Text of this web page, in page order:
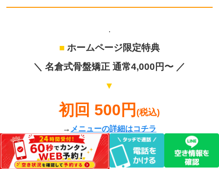
.
■ホームページ限定特典
＼名倉式骨盤矯正 通常4,000円〜 ／
▼
初回 500円(税込)
→ メニューの詳細はコチラ
ご予約の際に『ホームページを見た』とお伝えください。